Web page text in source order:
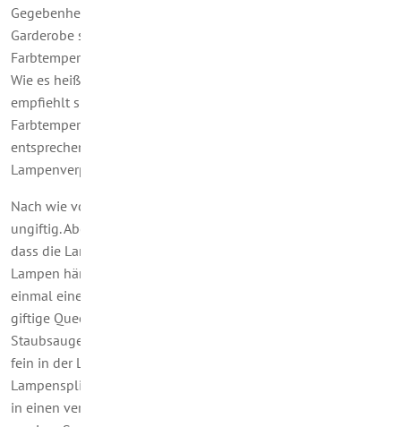
Gegebenheiten auch im Bad, Schlafzimmer oder an der
Garderobe spricht mehr für LED. Eine möglichst hohe
Farbtemperatur sollte im Arbeitszimmer gewährleistet sein.
Wie es heißt, wirken 4000 bis 6500 K anregend. Dagegen
empfiehlt sich im Wohnzimmer eine warmweiße
Farbtemperatur im Bereich von 2500 bis 2700 K. Die
entsprechenden Angaben finden Sie auf den
Lampenverpackungen.
Nach wie vor gilt: Im Normalbetrieb sind Energiesparlampen
ungiftig. Aber es sollte nach Möglichkeit verhindert werden,
dass die Lampe zerbricht. Im Kinderzimmer sollten eher LED-
Lampen hängen. Falls nämlich durch ein Missgeschick doch
einmal eine Energiesparlampe zerbricht, kann das enthaltene
giftige Quecksilber entweichen. Dann sollten Sie nie den
Staubsauger einsetzen. Denn dadurch könnte das Quecksilber
fein in der Luft verteilt werden. Es wird empfohlen, die
Lampensplitter mit einer Pappe auf ein Papier zu kehren und
in einen verschließbaren Glasbehälter zu geben und diesen